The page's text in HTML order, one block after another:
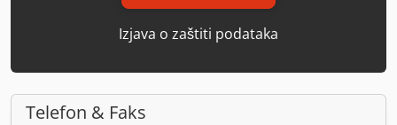
Izjava o zaštiti podataka
Telefon & Faks